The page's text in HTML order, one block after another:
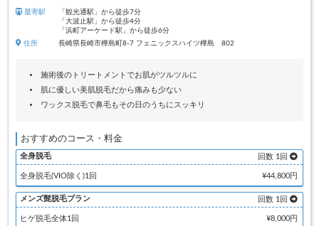
最寄駅
「観光通駅」から徒歩7分
「大波止駅」から徒歩4分
「浜町アーケード駅」から徒歩6分
住所
長崎県長崎市樺島町8-7 フェニックスハイツ樺島 802
施術後のトリートメントでお肌がツルツルに
肌に優しい美肌脱毛だから痛みも少ない
ワックス脱毛で鼻毛もその日のうちにスッキリ
おすすめのコース・料金
全身脱毛 回数 1回
全身脱毛(VIO除く)1回 ¥44,800円
メンズ髭脱毛プラン 回数 1回
ヒゲ脱毛全体1回 ¥8,000円